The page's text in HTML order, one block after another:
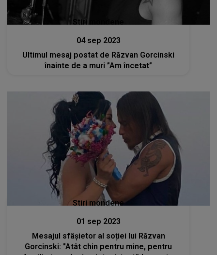
Stiri mondene
04 sep 2023
Ultimul mesaj postat de Răzvan Gorcinski
înainte de a muri ”Am încetat”
Stiri mondene
01 sep 2023
Mesajul sfâșietor al soției lui Răzvan
Gorcinski: "Atât chin pentru mine, pentru